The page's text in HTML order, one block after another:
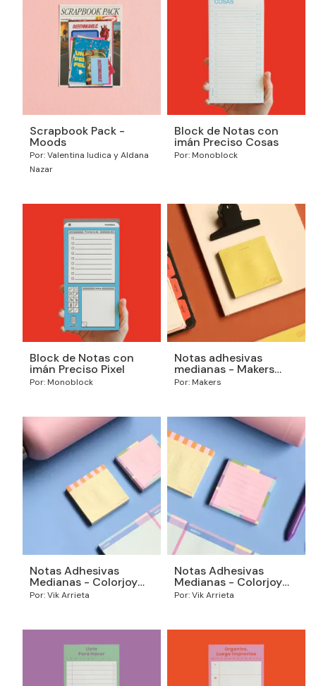
Scrapbook Pack -
Moods
Por: Valentina Iudica y Aldana
Nazar
Block de Notas con
imán Preciso Cosas
Por: Monoblock
Block de Notas con
imán Preciso Pixel
Por: Monoblock
Notas adhesivas
medianas - Makers
Checklist
Por: Makers
Notas Adhesivas
Medianas - Colorjoy
Cuadrille Amarillo
Por: Vik Arrieta
Notas Adhesivas
Medianas - Colorjoy
Rosa
Por: Vik Arrieta